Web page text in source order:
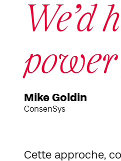
Carrousel 0
We’d
Mike Goldin
ConsenSys
Cette approche,